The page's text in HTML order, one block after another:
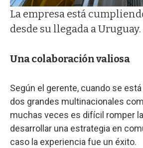
La empresa está
desde su llegada a Uruguay.
Una colaboración valiosa
Según el gerente, cuando se
dos grandes multinacionales
muchas veces es difícil romper
desarrollar una estrategia en
caso la experiencia fue un éxito.